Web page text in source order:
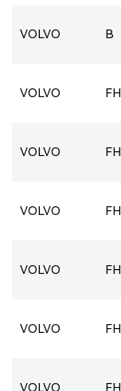
VOLVO B
VOLVO FH
VOLVO FH
VOLVO FH
VOLVO FH
VOLVO FH
VOLVO FH